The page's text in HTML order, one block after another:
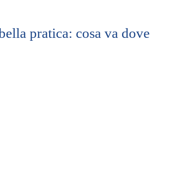
pratica: cosa va dove